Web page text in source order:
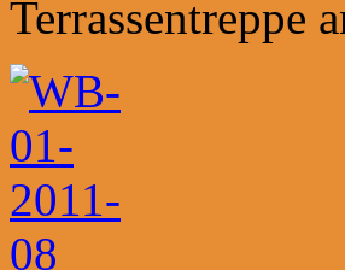
Terrassentreppe